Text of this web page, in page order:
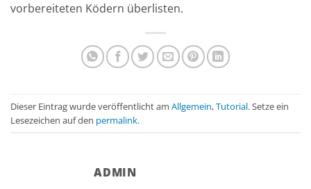
vorbereiteten Ködern überlisten.
Dieser Eintrag wurde veröffentlicht am Allgemein,Tutorial. Setze ein
Lesezeichen auf den permalink.
ADMIN